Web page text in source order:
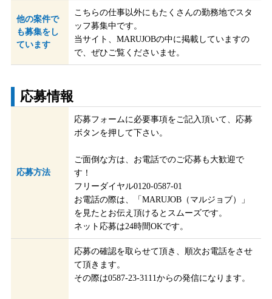
他の案件で
も募集をし
ています
こちらの仕事以外にもたくさんの勤務地でスタ
ッフ募集中です。
当サイト、MARUJOBの中に掲載していますの
で、ぜひご覧くださいませ。
応募情報
応募方法
応募フォームに必要事項をご記入頂いて、応募
ボタンを押して下さい。
ご面倒な方は、お電話でのご応募も大歓迎で
す！
フリーダイヤル0120-0587-01
お電話の際は、「MARUJOB（マルジョブ）」
を見たとお伝え頂けるとスムーズです。
ネット応募は24時間OKです。
応募の確認を取らせて頂き、順次お電話をさせ
て頂きます。
その際は0587-23-3111からの発信になります。